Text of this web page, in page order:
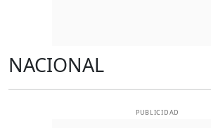
NACIONAL
PUBLICIDAD